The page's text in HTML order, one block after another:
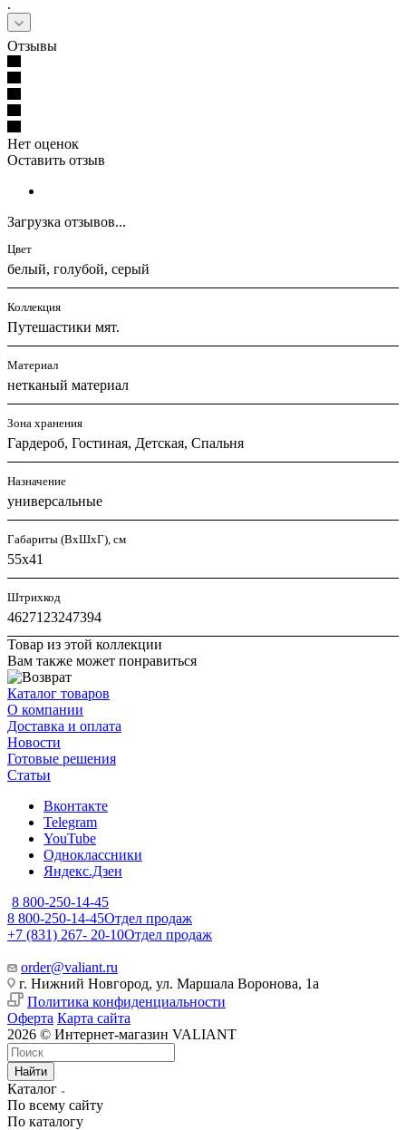
.
Отзывы
Нет оценок
Оставить отзыв
Загрузка отзывов...
Цвет
белый, голубой, серый
Коллекция
Путешастики мят.
Материал
нетканый материал
Зона хранения
Гардероб, Гостиная, Детская, Спальня
Назначение
универсальные
Габариты (ВхШхГ), см
55х41
Штрихкод
4627123247394
Товар из этой коллекции
Вам также может понравиться
Каталог товаров
О компании
Доставка и оплата
Новости
Готовые решения
Статьи
Вконтакте
Telegram
YouTube
Одноклассники
Яндекс.Дзен
8 800-250-14-45
8 800-250-14-45Отдел продаж
+7 (831) 267- 20-10Отдел продаж
order@valiant.ru
г. Нижний Новгород, ул. Маршала Воронова, 1а
Политика конфиденциальности
Оферта Карта сайта
2026 © Интернет-магазин VALIANT
Найти
Каталог
По всему сайту
По каталогу